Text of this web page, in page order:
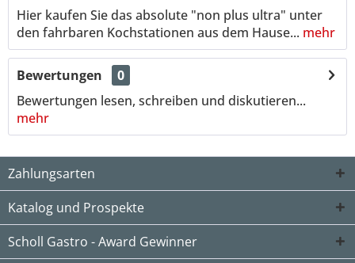
Hier kaufen Sie das absolute "non plus ultra" unter
den fahrbaren Kochstationen aus dem Hause... mehr
Bewertungen
0
Bewertungen lesen, schreiben und diskutieren...
mehr
Zahlungsarten
Katalog und Prospekte
Scholl Gastro - Award Gewinner